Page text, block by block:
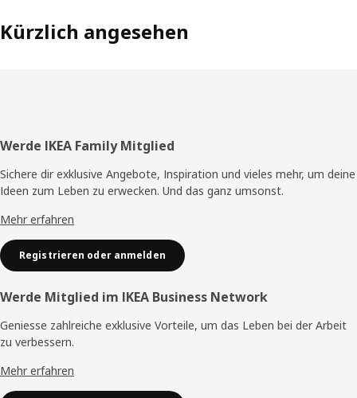
Kürzlich angesehen
Fusszeile
Werde IKEA Family Mitglied
Sichere dir exklusive Angebote, Inspiration und vieles mehr, um deine
Ideen zum Leben zu erwecken. Und das ganz umsonst.
Mehr erfahren
Registrieren oder anmelden
Werde Mitglied im IKEA Business Network
Geniesse zahlreiche exklusive Vorteile, um das Leben bei der Arbeit
zu verbessern.
Mehr erfahren